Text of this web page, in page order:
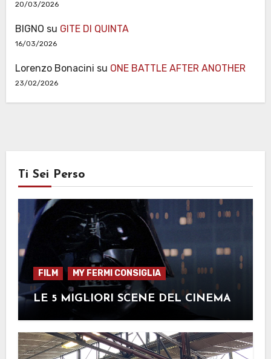
20/03/2026
BIGNO su GITE DI QUINTA
16/03/2026
Lorenzo Bonacini su ONE BATTLE AFTER ANOTHER
23/02/2026
Ti Sei Perso
FILM MY FERMI CONSIGLIA
LE 5 MIGLIORI SCENE DEL CINEMA